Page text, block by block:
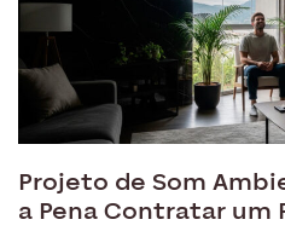
Projeto de Som
a Pena Contratar um